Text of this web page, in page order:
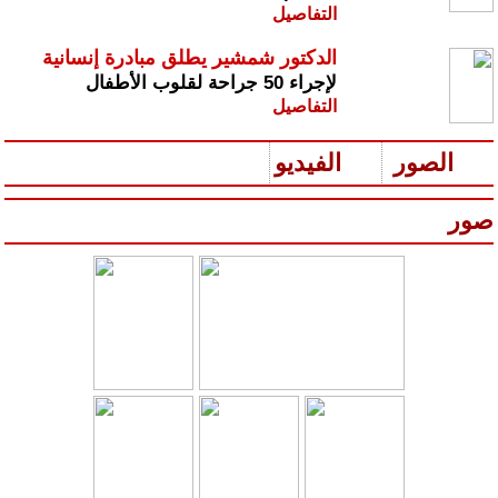
التفاصيل
الدكتور شمشير يطلق مبادرة إنسانية
لإجراء 50 جراحة لقلوب الأطفال
التفاصيل
الصور الفيديو
صور